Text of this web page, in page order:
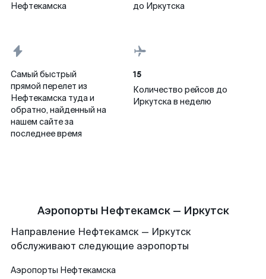
Нефтекамска
до Иркутска
Самый быстрый
прямой перелет из
Нефтекамска туда и
обратно, найденный на
нашем сайте за
последнее время
15
Количество рейсов до
Иркутска в неделю
Аэропорты Нефтекамск — Иркутск
Направление Нефтекамск — Иркутск
обслуживают следующие аэропорты
Аэропорты Нефтекамска